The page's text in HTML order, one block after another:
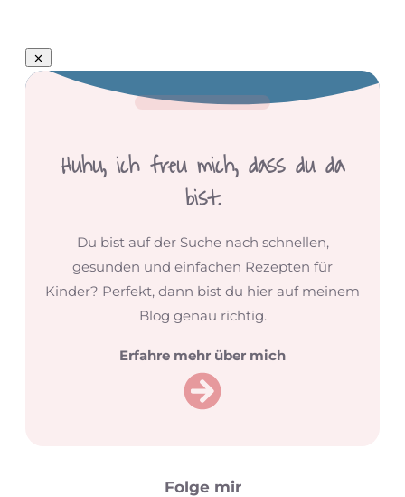
Huhu,ich freu mich, dass du da
bist.
Du bist auf der Suche nach schnellen,
gesunden und einfachen Rezepten für
Kinder? Perfekt, dann bist du hier auf meinem
Blog genau richtig.
Erfahre mehr über mich
Folge mir